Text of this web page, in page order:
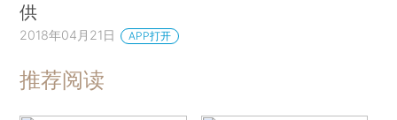
供
2018年04月21日 APP打开
推荐阅读